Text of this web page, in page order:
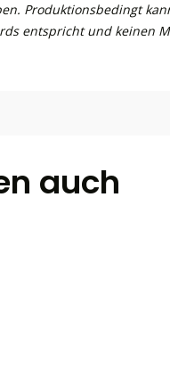
Produktionsbedingt
entspricht und keinen
auch